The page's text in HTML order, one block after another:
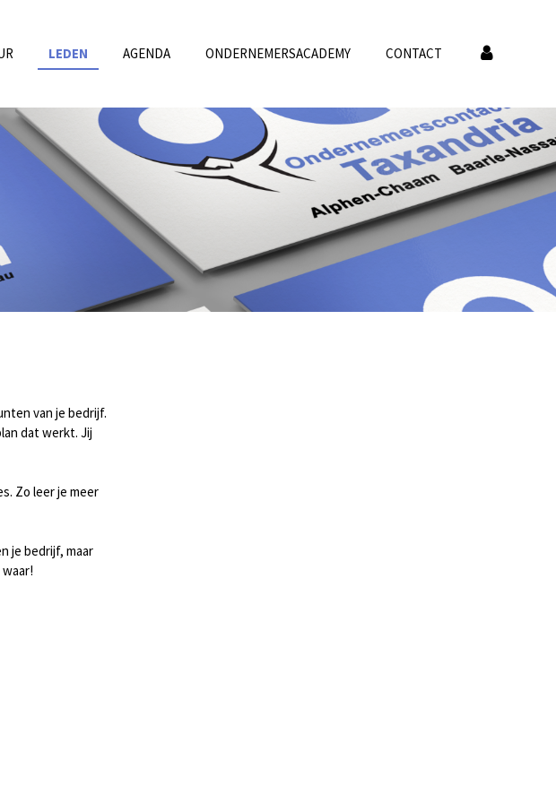
LEDEN AGENDA ONDERNEMERSACADEMY CONTACT
van je bedrijf.
dat werkt. Jij
Zo leer je meer
je bedrijf, maar